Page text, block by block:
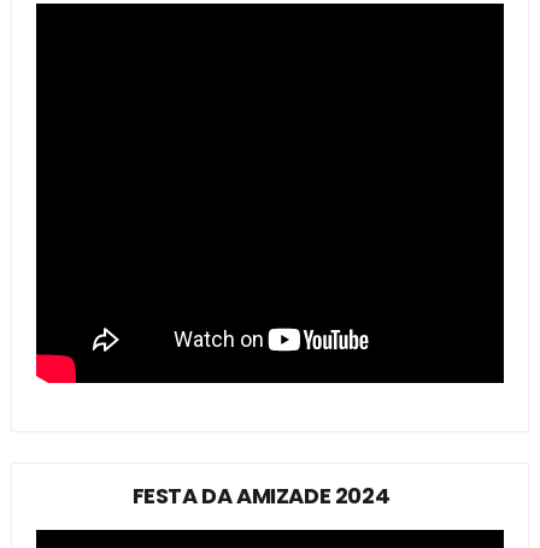
FESTA DA AMIZADE 2024